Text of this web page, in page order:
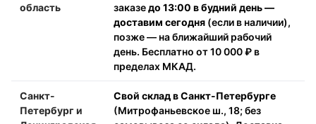
область
заказедо 13:00 в будний день —
доставим сегодня (если в наличии),
позже — на ближайший рабочий
день. Бесплатно от 10 000 ₽ в
пределах МКАД.
Санкт-
Петербург и
Свой склад в Санкт-Петербурге
(Митрофаньевское ш., 18; без